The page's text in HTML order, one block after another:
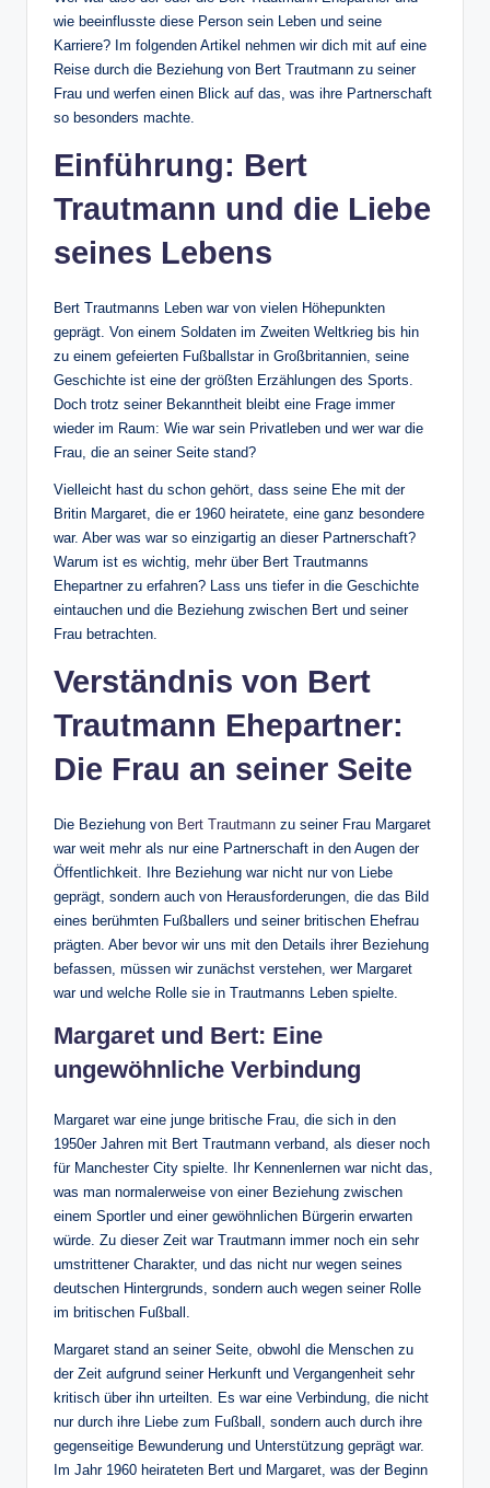
wie beeinflusste diese Person sein Leben und seine
Karriere? Im folgenden Artikel nehmen wir dich mit auf eine
Reise durch die Beziehung von Bert Trautmann zu seiner
Frau und werfen einen Blick auf das, was ihre Partnerschaft
so besonders machte.
Einführung: Bert
Trautmann und die Liebe
seines Lebens
Bert Trautmanns Leben war von vielen Höhepunkten
geprägt. Von einem Soldaten im Zweiten Weltkrieg bis hin
zu einem gefeierten Fußballstar in Großbritannien, seine
Geschichte ist eine der größten Erzählungen des Sports.
Doch trotz seiner Bekanntheit bleibt eine Frage immer
wieder im Raum: Wie war sein Privatleben und wer war die
Frau, die an seiner Seite stand?
Vielleicht hast du schon gehört, dass seine Ehe mit der
Britin Margaret, die er 1960 heiratete, eine ganz besondere
war. Aber was war so einzigartig an dieser Partnerschaft?
Warum ist es wichtig, mehr über Bert Trautmanns
Ehepartner zu erfahren? Lass uns tiefer in die Geschichte
eintauchen und die Beziehung zwischen Bert und seiner
Frau betrachten.
Verständnis von Bert
Trautmann Ehepartner:
Die Frau an seiner Seite
Die Beziehung von Bert Trautmann zu seiner Frau Margaret
war weit mehr als nur eine Partnerschaft in den Augen der
Öffentlichkeit. Ihre Beziehung war nicht nur von Liebe
geprägt, sondern auch von Herausforderungen, die das Bild
eines berühmten Fußballers und seiner britischen Ehefrau
prägten. Aber bevor wir uns mit den Details ihrer Beziehung
befassen, müssen wir zunächst verstehen, wer Margaret
war und welche Rolle sie in Trautmanns Leben spielte.
Margaret und Bert: Eine
ungewöhnliche Verbindung
Margaret war eine junge britische Frau, die sich in den
1950er Jahren mit Bert Trautmann verband, als dieser noch
für Manchester City spielte. Ihr Kennenlernen war nicht das,
was man normalerweise von einer Beziehung zwischen
einem Sportler und einer gewöhnlichen Bürgerin erwarten
würde. Zu dieser Zeit war Trautmann immer noch ein sehr
umstrittener Charakter, und das nicht nur wegen seines
deutschen Hintergrunds, sondern auch wegen seiner Rolle
im britischen Fußball.
Margaret stand an seiner Seite, obwohl die Menschen zu
der Zeit aufgrund seiner Herkunft und Vergangenheit sehr
kritisch über ihn urteilten. Es war eine Verbindung, die nicht
nur durch ihre Liebe zum Fußball, sondern auch durch ihre
gegenseitige Bewunderung und Unterstützung geprägt war.
Im Jahr 1960 heirateten Bert und Margaret, was der Beginn